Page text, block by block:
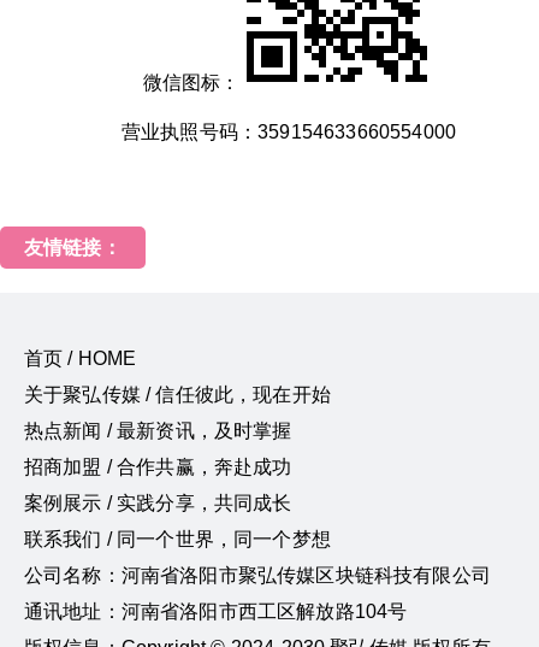
微信图标：
营业执照号码：359154633660554000
友情链接：
首页 / HOME
关于聚弘传媒 / 信任彼此，现在开始
热点新闻 / 最新资讯，及时掌握
招商加盟 / 合作共赢，奔赴成功
案例展示 / 实践分享，共同成长
联系我们 / 同一个世界，同一个梦想
公司名称：河南省洛阳市聚弘传媒区块链科技有限公司
通讯地址：河南省洛阳市西工区解放路104号